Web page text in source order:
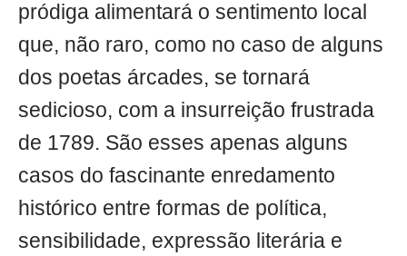
pródiga alimentará o sentimento local
que, não raro, como no caso de alguns
dos poetas árcades, se tornará
sedicioso, com a insurreição frustrada
de 1789. São esses apenas alguns
casos do fascinante enredamento
histórico entre formas de política,
sensibilidade, expressão literária e